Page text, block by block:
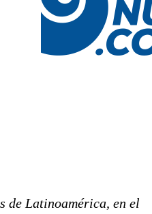
de Latinoamérica, en el